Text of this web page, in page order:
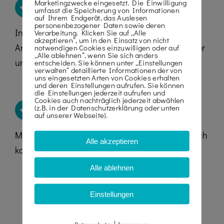
GROSSE AUSWAHL
In unserem Mietservice bieten wir
Arbeitsbühnen, Fahrgerüste, Bauzäune, Stapler
und Teleskoplader an.
QUALITÄTSSTANDARDS
Mit unseren Qualitätsstandards werden wir auch
komplexeren Anforderungen gerecht.
Marketingzwecke eingesetzt. Die Einwilligung
umfasst die Speicherung von Informationen
auf Ihrem Endgerät, das Auslesen
personenbezogener Daten sowie deren
Verarbeitung. Klicken Sie auf „Alle
akzeptieren“, um in den Einsatz von nicht
notwendigen Cookies einzuwilligen oder auf
„Alle ablehnen“, wenn Sie sich anders
entscheiden. Sie können unter „Einstellungen
verwalten“ detaillierte Informationen der von
uns eingesetzten Arten von Cookies erhalten
und deren Einstellungen aufrufen. Sie können
die Einstellungen jederzeit aufrufen und
Cookies auch nachträglich jederzeit abwählen
(z.B. in der Datenschutzerklärung oder unten
auf unserer Webseite).
Alle akzeptieren
Alle ablehnen
Einstellungen